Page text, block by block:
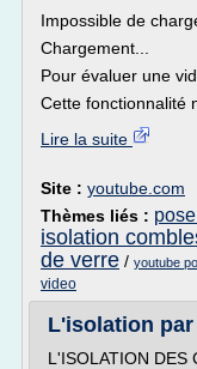
Impossible de
Chargement...
Pour évaluer une
Cette fonctionnalité
Lire la suite
Site : youtube.com
Thèmes liés :
isolation
de verre / youtube
video
L'isolation
L'ISOLATION DES